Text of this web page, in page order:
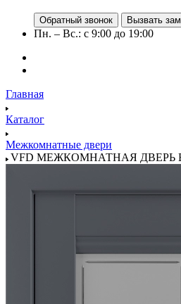
Обратный звонок Вызвать
Пн. – Вс.: с 9:00 до 19:00
Главная
Каталог
Межкомнатные двери
VFD МЕЖКОМНАТНАЯ ДВЕРЬ